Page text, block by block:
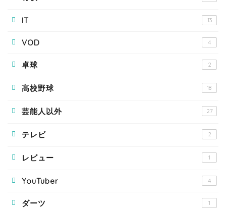
IT 13
VOD 4
卓球 2
高校野球 18
芸能人以外 27
テレビ 2
レビュー 1
YouTuber 4
ダーツ 1